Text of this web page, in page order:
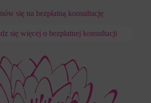
się na bezpłatną konsultację
się więcej o bezpłatnej konsultacji